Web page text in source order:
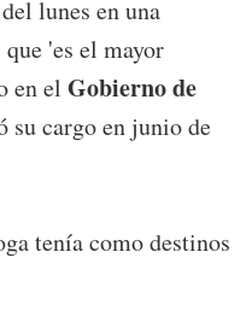
lunes en una
'es el mayor
en el Gobierno de
su cargo en junio de
tenía como destinos